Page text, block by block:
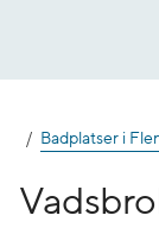
Badplatser i